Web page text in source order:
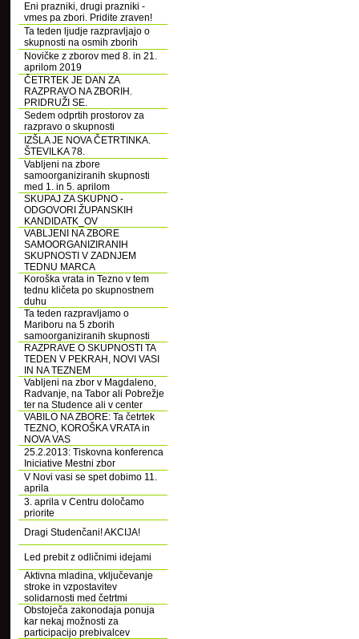
Eni prazniki, drugi prazniki -
vmes pa zbori. Pridite zraven!
Ta teden ljudje razpravljajo o
skupnosti na osmih zborih
Novičke z zborov med 8. in 21.
aprilom 2019
ČETRTEK JE DAN ZA
RAZPRAVO NA ZBORIH.
PRIDRUŽI SE.
Sedem odprtih prostorov za
razpravo o skupnosti
IZŠLA JE NOVA ČETRTINKA.
ŠTEVILKA 78.
Vabljeni na zbore
samoorganiziranih skupnosti
med 1. in 5. aprilom
SKUPAJ ZA SKUPNO -
ODGOVORI ŽUPANSKIH
KANDIDATK_OV
VABLJENI NA ZBORE
SAMOORGANIZIRANIH
SKUPNOSTI V ZADNJEM
TEDNU MARCA
Koroška vrata in Tezno v tem
tednu kličeta po skupnostnem
duhu
Ta teden razpravljamo o
Mariboru na 5 zborih
samoorganiziranih skupnosti
RAZPRAVE O SKUPNOSTI TA
TEDEN V PEKRAH, NOVI VASI
IN NA TEZNEM
Vabljeni na zbor v Magdaleno,
Radvanje, na Tabor ali Pobrežje
ter na Studence ali v center
VABILO NA ZBORE: Ta četrtek
TEZNO, KOROŠKA VRATA in
NOVA VAS
25.2.2013: Tiskovna konferenca
Iniciative Mestni zbor
V Novi vasi se spet dobimo 11.
aprila
3. aprila v Centru določamo
priorite
Dragi Studenčani! AKCIJA!
Led prebit z odličnimi idejami
Aktivna mladina, vključevanje
stroke in vzpostavitev
solidarnosti med četrtmi
Obstoječa zakonodaja ponuja
kar nekaj možnosti za
participacijo prebivalcev